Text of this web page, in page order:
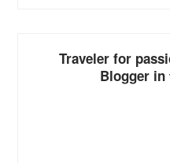
Traveler for
Blogger in